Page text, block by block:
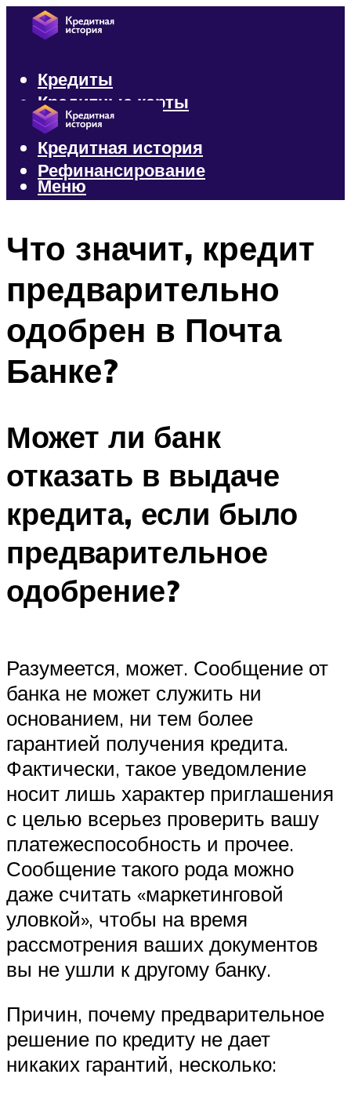
Кредиты
Кредитные карты
Микрозаймы
Кредитная история
Рефинансирование
Меню
Что значит, кредит
предварительно
одобрен в Почта
Банке?
Может ли банк
отказать в выдаче
кредита, если было
предварительное
одобрение?
Разумеется, может. Сообщение от
банка не может служить ни
основанием, ни тем более
гарантией получения кредита.
Фактически, такое уведомление
носит лишь характер приглашения
с целью всерьез проверить вашу
платежеспособность и прочее.
Сообщение такого рода можно
даже считать «маркетинговой
уловкой», чтобы на время
рассмотрения ваших документов
вы не ушли к другому банку.
Причин, почему предварительное
решение по кредиту не дает
никаких гарантий, несколько: